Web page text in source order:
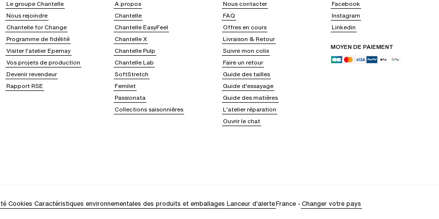
Le groupe Chantelle
Nous rejoindre
Chantelle for Change
Programme de fidélité
Visiter l'atelier Epernay
Vos projets de production
Devenir revendeur
Rapport RSE
A propos
Chantelle
Chantelle EasyFeel
Chantelle X
Chantelle Pulp
Chantelle Lab
SoftStretch
Femilet
Passionata
Collections saisonnières
Nous contacter
FAQ
Offres en cours
Livraison & Retour
Suivre mon colis
Faire un retour
Guide des tailles
Guide d'essayage
Guide des matières
L'atelier réparation
Ouvrir le chat
Facebook
Instagram
Linkedin
MOYEN DE PAIEMENT
Cookies Caractéristiques environnementales des produits et emballages Lanceur d'alerteFrance -Changer votre pays